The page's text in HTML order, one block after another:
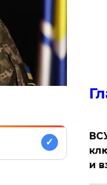
✓
и